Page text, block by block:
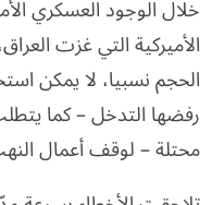
خلال الوجود العسكري
الأميركية التي غزت
الحجم نسبيا، لا يمكن
رفضها التدخل – كما
محتلة – لوقف أعمال